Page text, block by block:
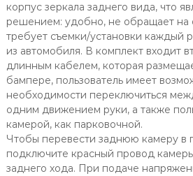
корпус зеркала заднего вида, что
решением: удобно, не обращает на
требует съемки/установки каждый
из автомобиля. В комплект входит
длинным кабелем, которая
бампере, пользователь имеет
необходимости переключиться
одним движением руки, а также
камерой, как парковочной.
Чтобы перевести заднюю камеру в
подключите красный провод
заднего хода. При подаче